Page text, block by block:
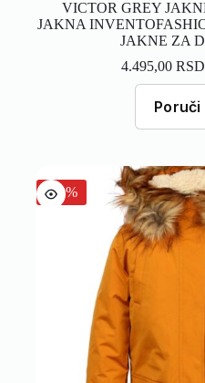
VICTOR GREY
JAKNA
JAKNE ZA
4.495,00RSD
Poruči
-50%